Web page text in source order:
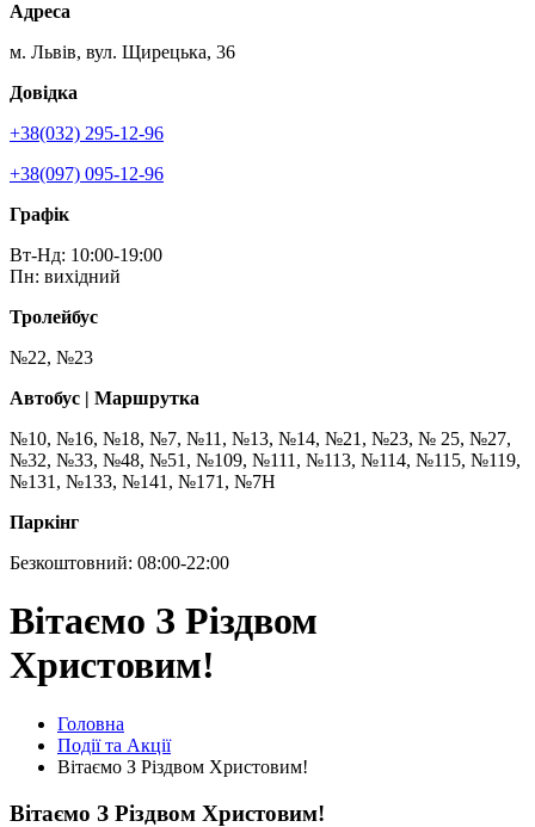
Адреса
м. Львів, вул. Щирецька, 36
Довідка
+38(032) 295-12-96
+38(097) 095-12-96
Графік
Вт-Нд: 10:00-19:00
Пн: вихідний
Тролейбус
№22, №23
Автобус | Маршрутка
№10, №16, №18, №7, №11, №13, №14, №21, №23, № 25, №27,
№32, №33, №48, №51, №109, №111, №113, №114, №115, №119,
№131, №133, №141, №171, №7Н
Паркінг
Безкоштовний: 08:00-22:00
Вітаємо З Різдвом
Христовим!
Головна
Події та Акції
Вітаємо З Різдвом Христовим!
Вітаємо З Різдвом Христовим!